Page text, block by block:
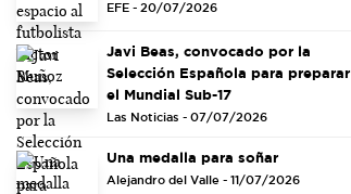
EFE - 20/07/2026
Javi Beas, convocado por la
Selección Española para preparar
el Mundial Sub-17
Las Noticias - 07/07/2026
Una medalla para soñar
Alejandro del Valle - 11/07/2026